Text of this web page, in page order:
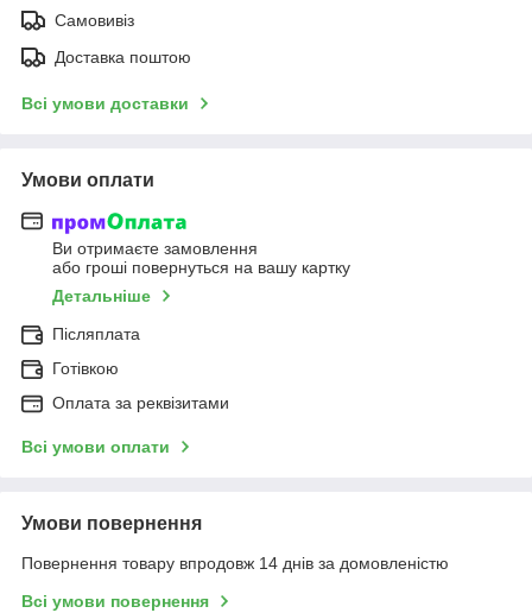
Самовивіз
Доставка поштою
Всі умови доставки
Умови оплати
Ви отримаєте замовлення
або гроші повернуться на вашу картку
Детальніше
Післяплата
Готівкою
Оплата за реквізитами
Всі умови оплати
Умови повернення
Повернення товару впродовж 14 днів за домовленістю
Всі умови повернення